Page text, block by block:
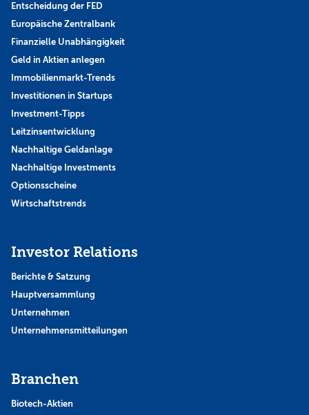
Entscheidung der FED
Europäische Zentralbank
Finanzielle Unabhängigkeit
Geld in Aktien anlegen
Immobilienmarkt-Trends
Investitionen in Startups
Investment-Tipps
Leitzinsentwicklung
Nachhaltige Geldanlage
Nachhaltige Investments
Optionsscheine
Wirtschaftstrends
Investor Relations
Berichte & Satzung
Hauptversammlung
Unternehmen
Unternehmensmitteilungen
Branchen
Biotech-Aktien